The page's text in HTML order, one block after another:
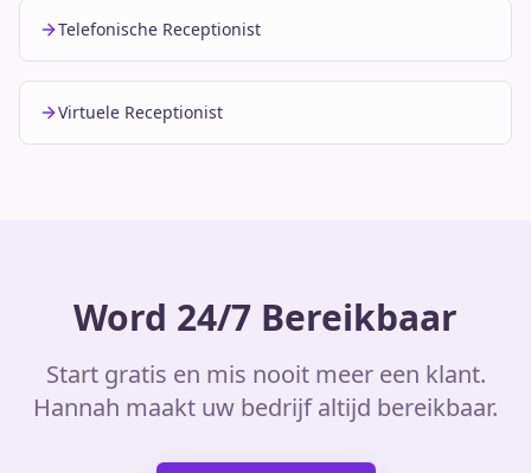
Telefonische Receptionist
Virtuele Receptionist
Word 24/7 Bereikbaar
Start gratis en mis nooit meer een klant.
Hannah maakt uw bedrijf altijd bereikbaar.